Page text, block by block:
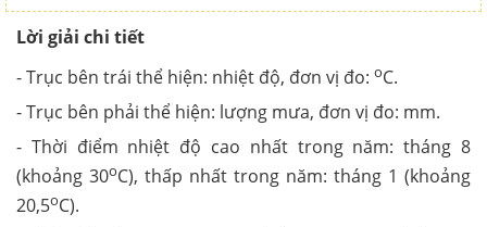
Lời giải chi tiết
- Trục bên trái thể hiện: nhiệt độ, đơn vị đo: oC.
- Trục bên phải thể hiện: lượng mưa, đơn vị đo: mm.
- Thời điểm nhiệt độ cao nhất trong năm: tháng 8
(khoảng 30oC), thấp nhất trong năm: tháng 1 (khoảng
20,5oC).